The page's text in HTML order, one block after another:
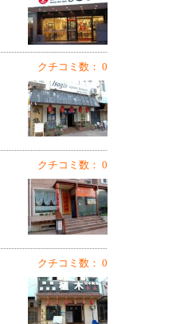
クチコミ数： 0
クチコミ数： 0
クチコミ数： 0